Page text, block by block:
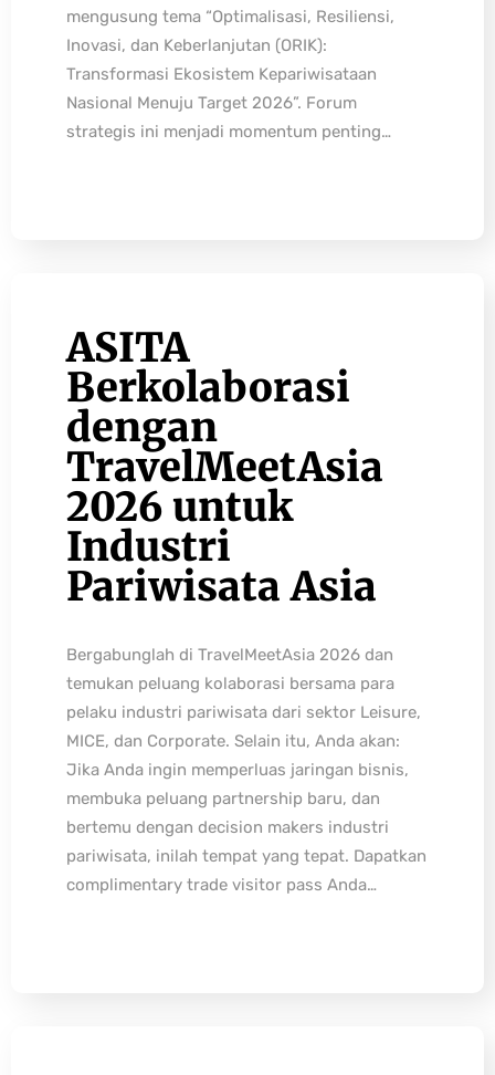
mengusung tema “Optimalisasi, Resiliensi,
Inovasi, dan Keberlanjutan (ORIK):
Transformasi Ekosistem Kepariwisataan
Nasional Menuju Target 2026”. Forum
strategis ini menjadi momentum penting…
ASITA
Berkolaborasi
dengan
TravelMeetAsia
2026 untuk
Industri
Pariwisata Asia
Bergabunglah di TravelMeetAsia 2026 dan
temukan peluang kolaborasi bersama para
pelaku industri pariwisata dari sektor Leisure,
MICE, dan Corporate. Selain itu, Anda akan:
Jika Anda ingin memperluas jaringan bisnis,
membuka peluang partnership baru, dan
bertemu dengan decision makers industri
pariwisata, inilah tempat yang tepat. Dapatkan
complimentary trade visitor pass Anda…